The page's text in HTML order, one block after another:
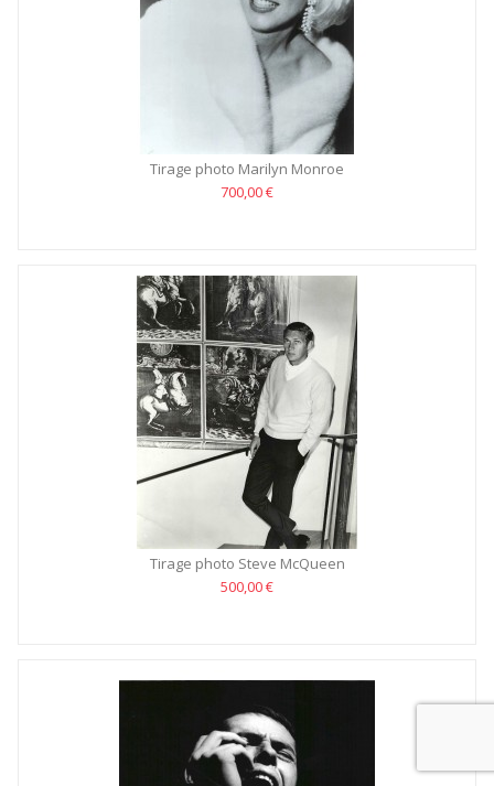
Tirage photo Marilyn Monroe
700,00 €
Tirage photo Steve McQueen
500,00 €